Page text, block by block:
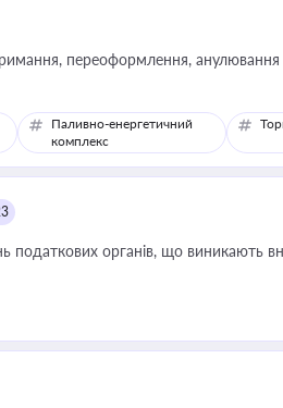
переоформлення, анулювання
Паливно-енергетичний
комплекс
податкових органів, що виникають